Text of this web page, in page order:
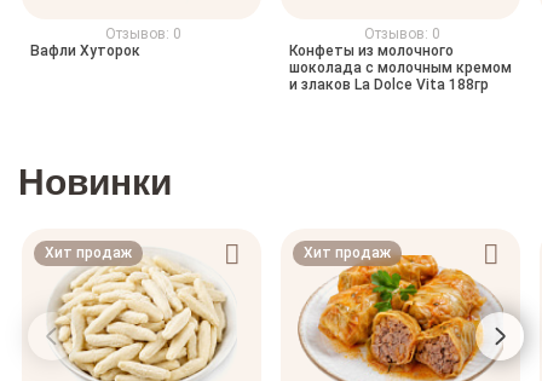
Отзывов: 0
Вафли Хуторок
Отзывов: 0
Конфеты из молочного
шоколада с молочным кремом
и злаков La Dolce Vita 188гр
Новинки
Хит продаж Хит продаж